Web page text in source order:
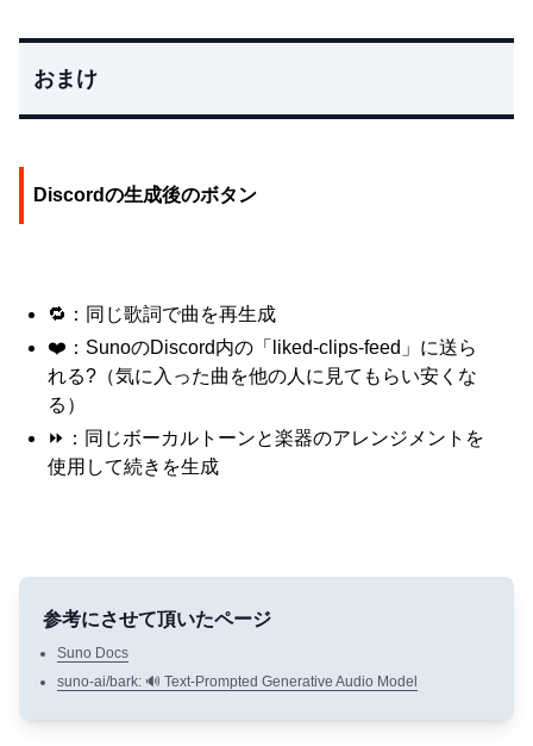
おまけ
Discordの生成後のボタン
🔁：同じ歌詞で曲を再生成
❤️：SunoのDiscord内の「liked-clips-feed」に送ら
れる?（気に入った曲を他の人に見てもらい安くな
る）
⏩：同じボーカルトーンと楽器のアレンジメントを
使用して続きを生成
Suno Docs
suno-ai/bark: 🔊 Text-Prompted Generative Audio Model